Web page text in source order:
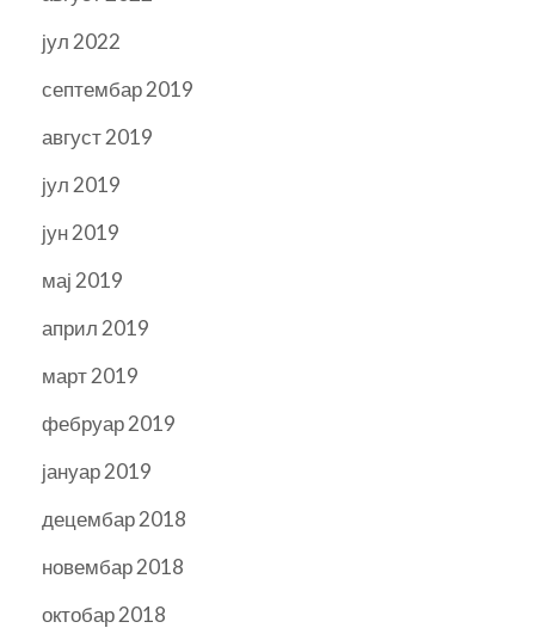
јул 2022
септембар 2019
август 2019
јул 2019
јун 2019
мај 2019
април 2019
март 2019
фебруар 2019
јануар 2019
децембар 2018
новембар 2018
октобар 2018